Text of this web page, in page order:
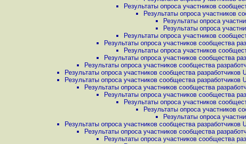
Результаты опроса участников
Результаты опроса участников
Результаты опроса
Результаты опроса
Результаты опроса участников
Результаты опроса участников сообщества
Результаты опроса участников
Результаты опроса участников сообщества
Результаты опроса участников сообщества
Результаты опроса участников сообщества разработчиков
Результаты опроса участников сообщества разработчиков
Результаты опроса участников сообщества
Результаты опроса участников сообщества
Результаты опроса участников
Результаты опроса участников
Результаты опроса
Результаты опроса участников сообщества разработчиков
Результаты опроса участников сообщества
Результаты опроса участников сообщества